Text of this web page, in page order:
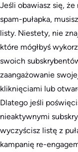
Jeśli obawiasz się,
spam-pułapka,
listy. Niestety, nie
które mógłbyś
swoich
zaangażowanie
kliknięciami lub
Dlatego jeśli
nieaktywnymi
wyczyścisz listę z
kampanię re-